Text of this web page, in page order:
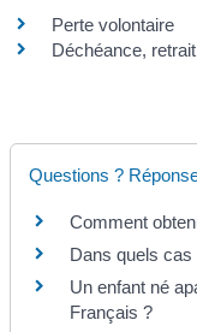
Perte volontaire
Déchéance,
Questions ?
Comment
Dans quels
Un enfant né
Français ?